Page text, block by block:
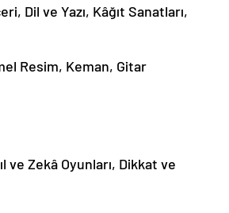
Dil ve Yazı, Kâğıt Sanatları,
Resim, Keman, Gitar
ve Zekâ Oyunları, Dikkat ve